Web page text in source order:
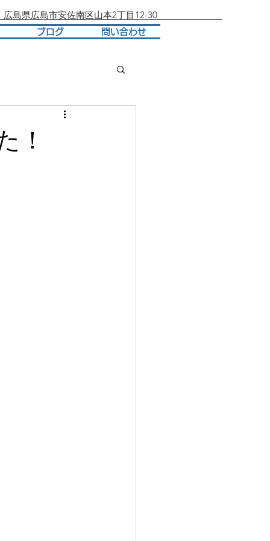
島県広島市安佐南区山本2丁目12-30
ブログ 問い合わせ
！